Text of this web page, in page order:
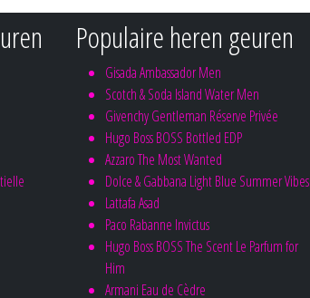
Populaire heren geuren
Gisada Ambassador Men
Scotch & Soda Island Water Men
Givenchy Gentleman Réserve Privée
Hugo Boss BOSS Bottled EDP
Azzaro The Most Wanted
Dolce & Gabbana Light Blue Summer Vibes
Lattafa Asad
Paco Rabanne Invictus
Hugo Boss BOSS The Scent Le Parfum for
Him
Armani Eau de Cèdre